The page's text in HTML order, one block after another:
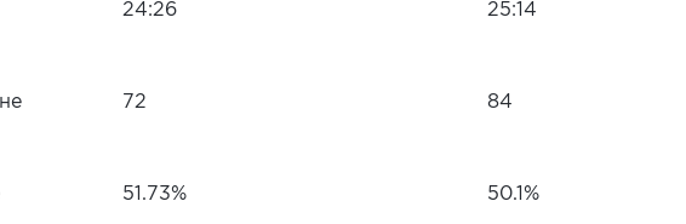
24:26 25:14
72 84
51.73% 50.1%